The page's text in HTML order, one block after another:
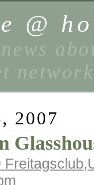
@
network
2007
Freitagsclub,